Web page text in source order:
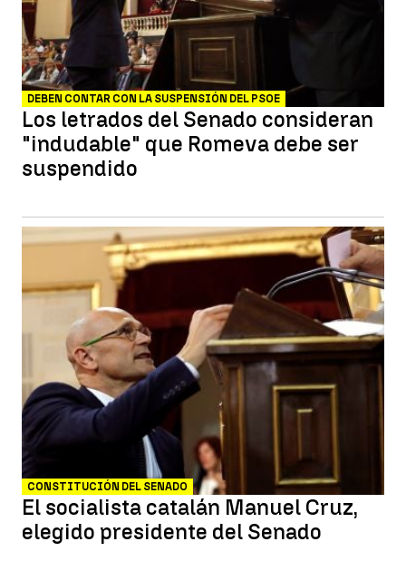
DEBEN CONTAR CON LA SUSPENSIÓN DEL PSOE
Los letrados del Senado consideran
"indudable" que Romeva debe ser
suspendido
CONSTITUCIÓN DEL SENADO
El socialista catalán Manuel Cruz,
elegido presidente del Senado